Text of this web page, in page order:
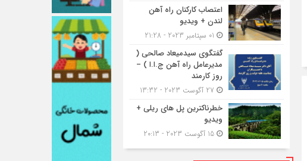
اعتصاب کارکنان راه آهن
لندن + ویدیو
گفتگوی سیدمیعاد صالحی (
مدیرعامل راه آهن ج.ا.ا ) –
روز کارمند
خطرناکترین پل های ریلی +
ویدیو